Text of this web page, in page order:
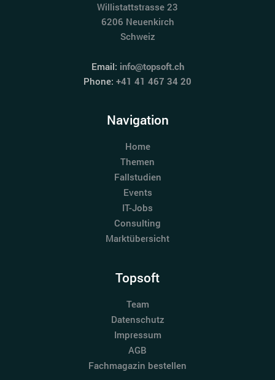
Willistattstrasse 23
6206 Neuenkirch
Schweiz
Email: info@topsoft.ch
Phone: +41 41 467 34 20
Navigation
Home
Themen
Fallstudien
Events
IT-Jobs
Consulting
Marktübersicht
Topsoft
Team
Datenschutz
Impressum
AGB
Fachmagazin bestellen